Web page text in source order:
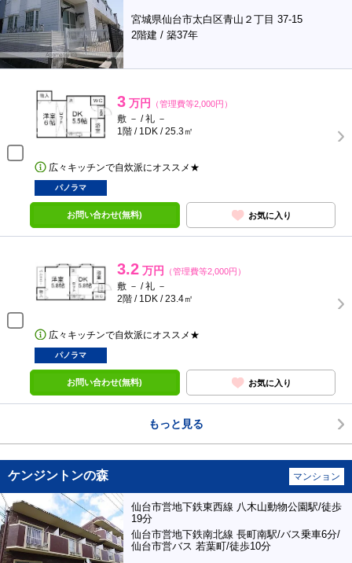
宮城県仙台市太白区青山２丁目 37-15
2階建 / 築37年
3 万円 （管理費等2,000円）
敷 － / 礼 －
1階 / 1DK / 25.3㎡
広々キッチンで自炊派にオススメ★
パノラマ
お問い合わせ(無料) お気に入り
3.2 万円 （管理費等2,000円）
敷 － / 礼 －
2階 / 1DK / 23.4㎡
広々キッチンで自炊派にオススメ★
パノラマ
お問い合わせ(無料) お気に入り
もっと見る
ケンジントンの森 マンション
仙台市営地下鉄東西線 八木山動物公園駅/徒歩
19分
仙台市営地下鉄南北線 長町南駅/バス乗車6分/
仙台市営バス 若葉町/徒歩10分